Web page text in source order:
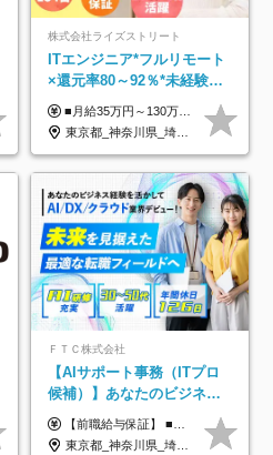
株式会社ライズストリート
ITエンジニア*フルリモート
×還元率80～92％*未経験歓
迎*年休134日*月給35万～*
定着率100%
■月給35万円～130万円＋賞与年2回＋各種手当 ※システムエンジニアの経験をお持ちの方は月給41万円以上＋賞与年2回（108万円～）＋手当 ■単価（年収）アップのチャンスは最大年12回 ※残業代は1分単位で100％全額支給。サービス残業などは一切ありません ※試用期間6ヵ月（試用期間中の待遇・給与に差はありません）
東京都_神奈川県_埼玉県_千葉県_大阪府_愛知県_北海道_青森県_岩手県_宮城県_秋田県_山形県_福島県_茨城県_栃木県_群馬県_新潟県_山梨県_長野県_富山県_石川県_福井県_静岡県_岐阜県_三重県_兵庫県_京都府_滋賀県_奈良県_和歌山県_広島県_岡山県_鳥取県_島根県_山口県_徳島県_香川県_愛媛県_高知県_福岡県_熊本県_佐賀県_長崎県_大分県_宮崎県_鹿児島県_沖縄県
ＦＴＣ株式会社
【AIサポート事務（ITプロ
候補）】あなたのビジネス
経験をAI業界で活かす◆IT
未経験OK◆目指せるコンサ
【前職給与保証】 ■未経験者： 月給30万円～35万円 ■ローキャリア（経験目安1年程度）： 月給35万円～40万円 ■経験者（経験目安3年以上）： 月給40万円～60万円 ■即戦力（経験目安5年以上）： 月給45万円～80万円 ※上記金額には固定残業代30時間分 【未経験者5万5000円～7万3000円、 ローキャリア6万4000円～7万3000円、 経験者5万8000円～10万9000円、 即戦力8万2000円～14万5000円】を含みます。 ※30時間を超える場合は追加で全額支給します。 ※経験・能力・前職給与などを総合的に評価したうえでご納得いただけるよう個別決定。 未経験者の場合、前職給与とポテンシャルを査定のうえ決定いたします。 ※日本国内でのIT業界経験、または同等の実務経験と能力に応じて決定します。 ※前職給与は日本円かつ、日本国内での実績に基づき評価します。 【納得の評価システム】 ★クォーター毎に査定する評価制度導入！ 明確な評価基準で翌年度年収を上げましょう！ ★評価対象期間に在籍中のほとんどの社員が昇給し 年収アップを実現しています！ ★様々なインセンティブ制度を用意し多角的に正当評価しています！ ※試用期間6カ月（期間中の待遇等に差異なし）
東京都_神奈川県_埼玉県_千葉県